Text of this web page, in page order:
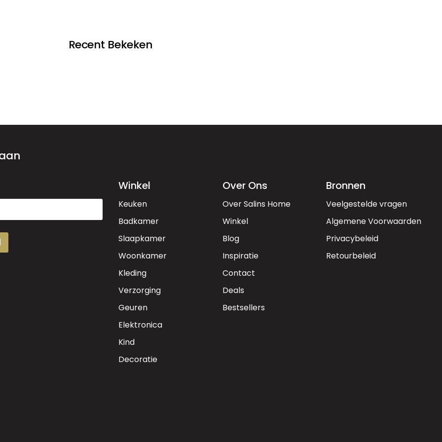
Recent Bekeken
Winkel
Keuken
Badkamer
Slaapkamer
Woonkamer
Kleding
Verzorging
Geuren
Elektronica
Kind
Decoratie
Over Ons
Over Salins Home
Winkel
Blog
Inspiratie
Contact
Deals
Bestsellers
Bronnen
Veelgestelde vragen
Algemene Voorwaarden
Privacybeleid
Retourbeleid